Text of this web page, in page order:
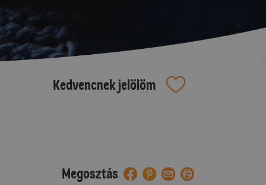
Kedvencnek jelölöm
Megosztás